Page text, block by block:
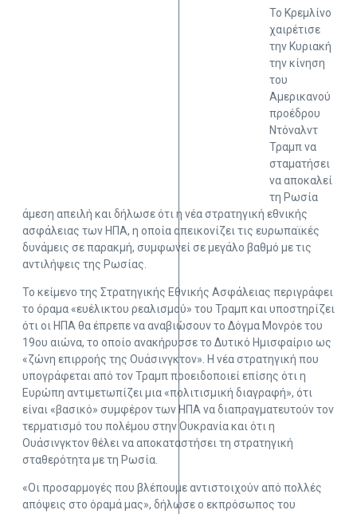
Το Κρεμλίνο
χαιρέτισε
την Κυριακή
την κίνηση
του
Αμερικανού
προέδρου
Ντόναλντ
Τραμπ να
σταματήσει
να αποκαλεί
τη Ρωσία
άμεση απειλή και δήλωσε ότι η νέα στρατηγική εθνικής
ασφάλειας των ΗΠΑ, η οποία απεικονίζει τις ευρωπαϊκές
δυνάμεις σε παρακμή, συμφωνεί σε μεγάλο βαθμό με τις
αντιλήψεις της Ρωσίας.
Το κείμενο της Στρατηγικής Εθνικής Ασφάλειας περιγράφει
το όραμα «ευέλικτου ρεαλισμού» του Τραμπ και υποστηρίζει
ότι οι ΗΠΑ θα έπρεπε να αναβιώσουν το Δόγμα Μονρόε του
19ου αιώνα, το οποίο ανακήρυσσε το Δυτικό Ημισφαίριο ως
«ζώνη επιρροής της Ουάσινγκτον». Η νέα στρατηγική που
υπογράφεται από τον Τραμπ προειδοποιεί επίσης ότι η
Ευρώπη αντιμετωπίζει μια «πολιτισμική διαγραφή», ότι
είναι «βασικό» συμφέρον των ΗΠΑ να διαπραγματευτούν τον
τερματισμό του πολέμου στην Ουκρανία και ότι η
Ουάσινγκτον θέλει να αποκαταστήσει τη στρατηγική
σταθερότητα με τη Ρωσία.
«Οι προσαρμογές που βλέπουμε αντιστοιχούν από πολλές
απόψεις στο όραμά μας», δήλωσε ο εκπρόσωπος του